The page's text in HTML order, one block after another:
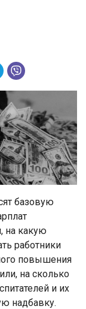
базовую
на какую
работники
повышения
на сколько
и их
надбавку.